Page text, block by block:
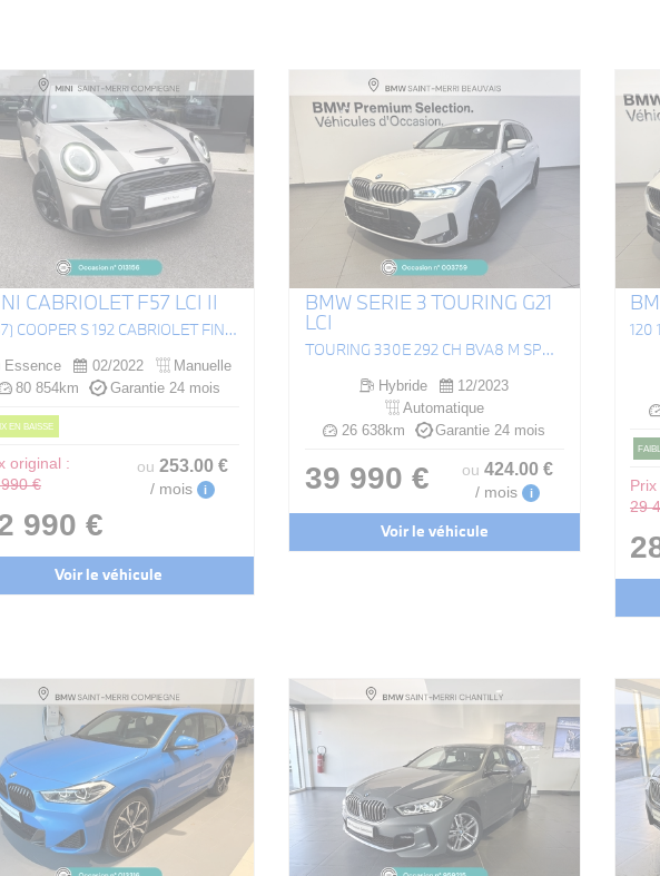
CABRIOLET F57 LCI II
(F57) COOPER S 192 CABRIOLET FINITION JCW
Essence 02/2022
Manuelle
80 854km
Garantie 24 mois
EN BAISSE
original :
€
990 €
ou 253.00 €
/ mois i
Voir le véhicule
BMW SERIE 3 TOURING G21
LCI
TOURING 330E 292 CH BVA8 M SPORT
Hybride
12/2023
Automatique
26 638km
Garantie 24 mois
39 990 € ou424.00 €
/ mois i
Voir le véhicule
120
29